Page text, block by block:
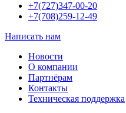
+7(727)347-00-20
+7(708)259-12-49
Написать нам
Новости
О компании
Партнёрам
Контакты
Техническая поддержка